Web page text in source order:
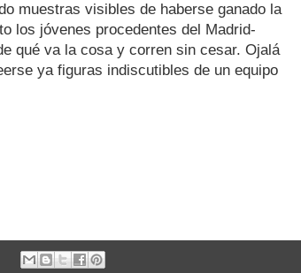
muestras visibles de haberse ganado la
los jóvenes procedentes del Madrid-
qué va la cosa y corren sin cesar. Ojalá
ya figuras indiscutibles de un equipo